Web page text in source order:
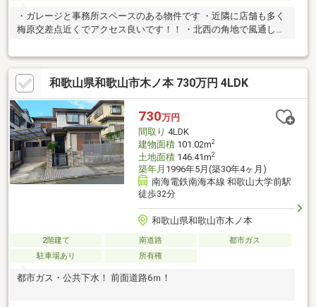
・ガレージと事務所スペースのある物件です ・近隣に店舗も多く
梅原交差点近くでアクセス良いです！！ ・北西の角地で風通し良
好！ ・前面道路は6ｍ幅！
和歌山県和歌山市木ノ本 730万円 4LDK
730万円
間取り 4LDK
建物面積101.02m2
土地面積146.41m2
築年月 1996年5月(築30年4ヶ月)
南海電鉄南海本線 和歌山大学前駅
徒歩32分
和歌山県和歌山市木ノ本
2階建て 南道路
都市ガス
駐車場あり
所有権
都市ガス・公共下水！ 前面道路6ｍ！